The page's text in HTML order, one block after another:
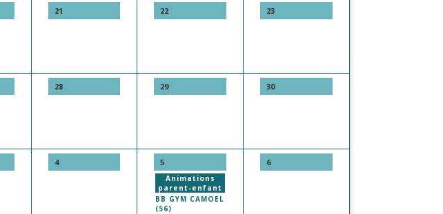
21 22 23
28 29 30
4 5
Animations
parent-enfant
BB GYM CAMOEL
(56)
6